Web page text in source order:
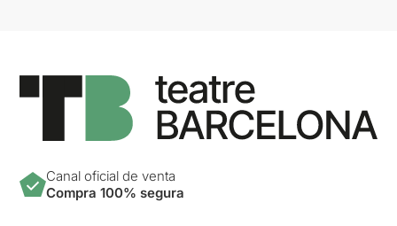
Canal oficial de venta
Compra 100% segura